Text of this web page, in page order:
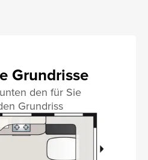
Grundrisse
den für Sie
Grundriss